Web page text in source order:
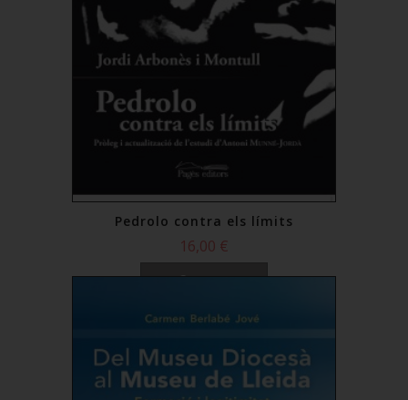
Pedrolo contra els límits
16,00 €
Comprar